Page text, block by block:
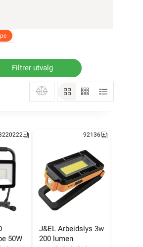
Filtrer utvalg
50W
J&EL Arbeidslys 3w
200 lumen
92136